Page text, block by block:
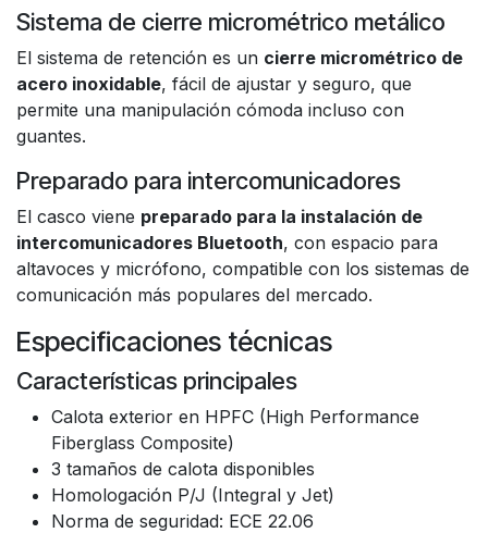
Sistema de cierre micrométrico metálico
El sistema de retención es un cierre micrométrico de
acero inoxidable, fácil de ajustar y seguro, que
permite una manipulación cómoda incluso con
guantes.
Preparado para intercomunicadores
El casco viene preparado para la instalación de
intercomunicadores Bluetooth, con espacio para
altavoces y micrófono, compatible con los sistemas de
comunicación más populares del mercado.
Especificaciones técnicas
Características principales
Calota exterior en HPFC (High Performance
Fiberglass Composite)
3 tamaños de calota disponibles
Homologación P/J (Integral y Jet)
Norma de seguridad: ECE 22.06